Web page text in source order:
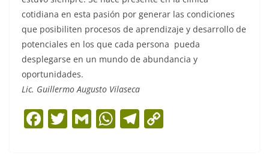
cotidiana en esta pasión por generar las condiciones
que posibiliten procesos de aprendizaje y desarrollo de
potenciales en los que cada persona pueda
desplegarse en un mundo de abundancia y
oportunidades.
Lic. Guillermo Augusto Vilaseca
F T G W T